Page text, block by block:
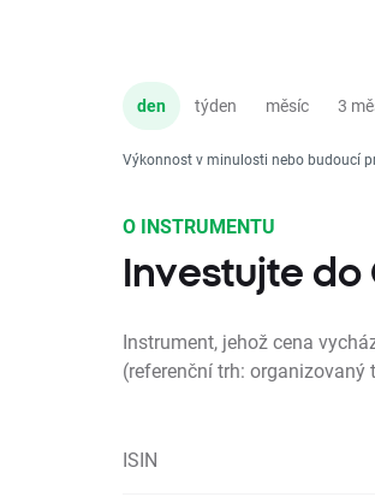
den týden měsíc 3
Výkonnost v minulosti nebo budoucí
O INSTRUMENTU
Investujte do
Instrument, jehož cena
(referenční trh: organizovaný
ISIN